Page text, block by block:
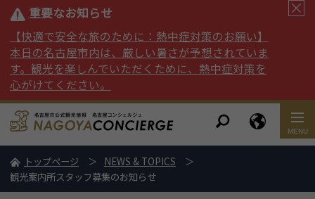
重要なお知らせ
【快適で安全な旅のために：熱中症対策のお願い】
本日の名古屋市内は、厳しい暑さが予想されていま
す。観光を楽しんでいただくために、熱中症対策を
心がけてください。
トップページ
NEWS & TOPICS
観光案内所スタッフ募集のお知らせ